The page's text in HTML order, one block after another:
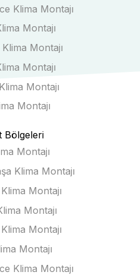
Klima Montajı
Montajı
Montajı
Montajı
Montajı
Montajı
Bölgeleri
Montajı
Klima Montajı
Montajı
Montajı
Montajı
Montajı
Klima Montajı